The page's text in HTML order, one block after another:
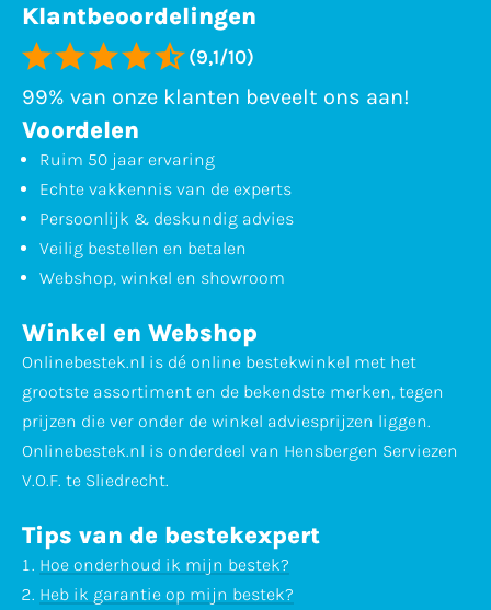
Klantbeoordelingen
(9,1/10)
99% van onze klanten beveelt ons aan!
Voordelen
Ruim 50 jaar ervaring
Echte vakkennis van de experts
Persoonlijk & deskundig advies
Veilig bestellen en betalen
Webshop, winkel en showroom
Winkel en Webshop
Onlinebestek.nl is dé online bestekwinkel met het
grootste assortiment en de bekendste merken, tegen
prijzen die ver onder de winkel adviesprijzen liggen.
Onlinebestek.nl is onderdeel van Hensbergen Serviezen
V.O.F. te Sliedrecht.
Tips van de bestekexpert
Hoe onderhoud ik mijn bestek?
Heb ik garantie op mijn bestek?